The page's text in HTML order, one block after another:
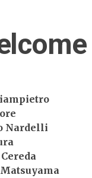
Nardelli